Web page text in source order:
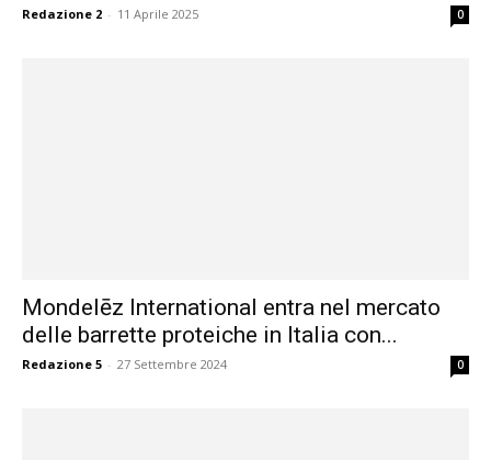
Redazione 2 - 11 Aprile 2025 0
Mondelēz International entra nel mercato
delle barrette proteiche in Italia con...
Redazione 5 - 27 Settembre 2024 0